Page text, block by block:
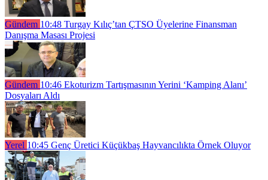
Gündem 10:48 Turgay Kılıç’tan ÇTSO Üyelerine Finansman
Danışma Masası Projesi
Gündem 10:46 Ekoturizm Tartışmasının Yerini ‘Kamping Alanı’
Dosyaları Aldı
Yerel 10:45 Genç Üretici Küçükbaş Hayvancılıkta Örnek Oluyor